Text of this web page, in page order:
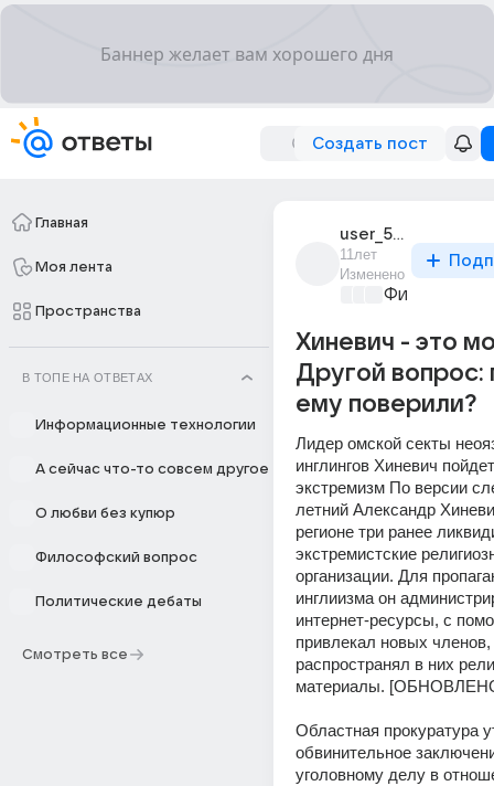
Создать пост
Главная
Моя лента
Пространства
В ТОПЕ НА ОТВЕТАХ
Информационные технологии
А сейчас что-то совсем другое
О любви без купюр
Философский вопрос
Политические дебаты
Смотреть все
user_5275989
11лет
Изменено
Хиневич - это
Другой вопрос:
ему поверили?
Лидер омской секты
инглингов Хиневич
экстремизм По версии
летний Александр
регионе три ранее
экстремистские
организации. Для
инглиизма он
интернет-ресурсы, с
привлекал новых членов,
распространял в них
материалы.
Областная прокуратура
обвинительное
уголовному делу в